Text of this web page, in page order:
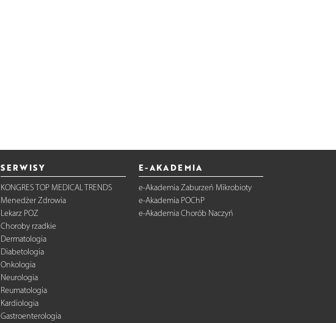
SERWISY
KONGRES TOP MEDICAL TRENDS
Menedżer Zdrowia
Lekarz POZ
Choroby rzadkie
Dermatologia
Diabetologia
Onkologia
Neurologia
Reumatologia
Kardiologia
Gastroenterologia
E-AKADEMIA
e-Akademia Zaburzeń Mikrobioty
e-Akademia POChP
e-Akademia Chorób Naczyń